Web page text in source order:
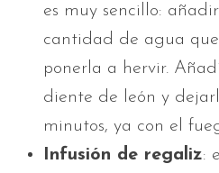
es muy sencillo:
cantidad de agua
ponerla a hervir.
diente de león y
minutos, ya con el
Infusión de regaliz: